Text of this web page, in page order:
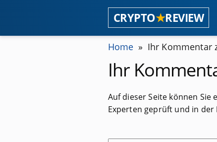
CRYPTO★REVIEW
Home Ihr Kommentar
Ihr
Auf dieser Seite können
Experten geprüft und in der